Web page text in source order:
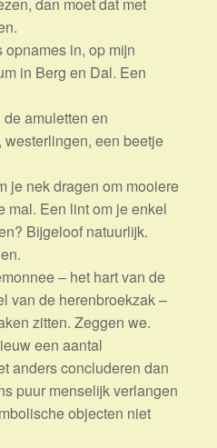
in, op mijn
in Berg en Dal. Een
amuletten en
een beetje
je nek dragen om mooiere
mal. Een lint om je enkel
Bijgeloof natuurlijk.
– het hart van de
van de herenbroekzak –
zitten. Zeggen we.
een aantal
anders concluderen dan
puur menselijk verlangen
objecten niet